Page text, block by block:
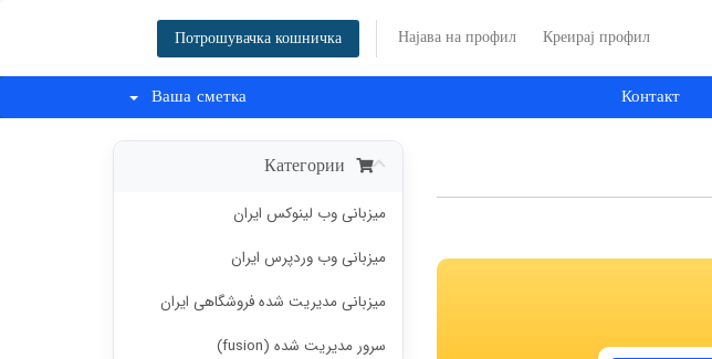
Потрошувачка кошничка Најава на профил Креирај профил
Контакт
Ваша сметка
میزبانی وب لینوکس ایران
میزبانی وب وردپرس ایران
میزبانی مدیریت شده فروشگاهی ایران
سرور مدیریت شده (fusion)